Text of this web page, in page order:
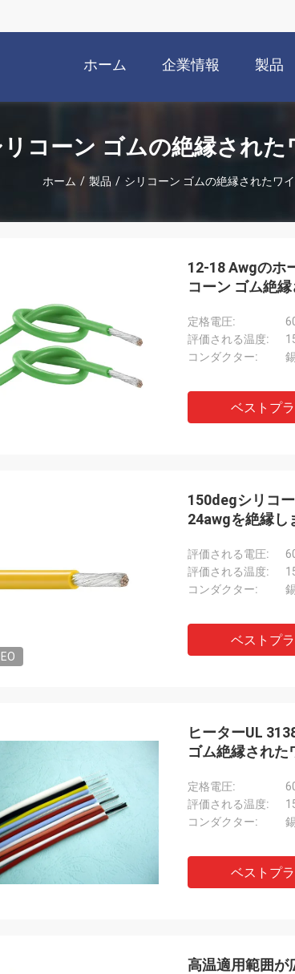
ホーム 企業情報 製品
コーン ゴムの絶縁された
ホーム / 製品 / シリコーン ゴムの絶縁されたワ
12-18 Awgのホ
コーン ゴム絶
定格電圧:
評価される温度:
コンダクター:
ベストプ
150degシリコ
24awgを絶縁し
評価される電圧:
評価される温度:
コンダクター:
ベストプ
ヒーターUL
ゴム絶縁された
定格電圧:
評価される温度:
コンダクター:
ベストプ
高温適用範囲が